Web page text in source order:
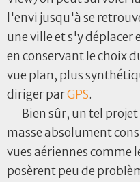
l'envi jusqu'à se
une ville et s'y
en conservant le choix
vue plan, plus
diriger parGPS.
Bien sûr, un tel
masse absolument
vues aériennes comme
posèrent peu de